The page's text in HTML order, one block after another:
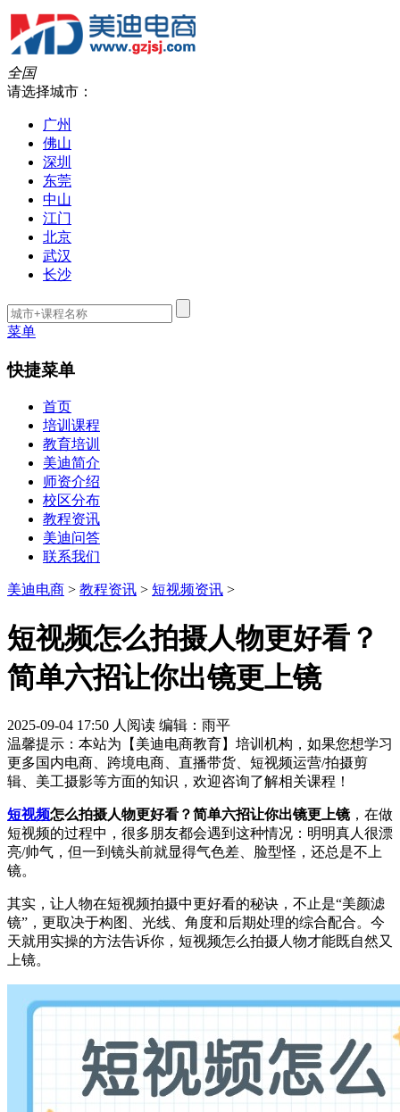
全国
请选择城市：
广州
佛山
深圳
东莞
中山
江门
北京
武汉
长沙
菜单
快捷菜单
首页
培训课程
教育培训
美迪简介
师资介绍
校区分布
教程资讯
美迪问答
联系我们
美迪电商 > 教程资讯 > 短视频资讯 >
短视频怎么拍摄人物更好看？
简单六招让你出镜更上镜
2025-09-04 17:50 人阅读 编辑：雨平
温馨提示：本站为【美迪电商教育】培训机构，如果您想学习
更多国内电商、跨境电商、直播带货、短视频运营/拍摄剪
辑、美工摄影等方面的知识，欢迎咨询了解相关课程！
短视频怎么拍摄人物更好看？简单六招让你出镜更上镜，在做
短视频的过程中，很多朋友都会遇到这种情况：明明真人很漂
亮/帅气，但一到镜头前就显得气色差、脸型怪，还总是不上
镜。
其实，让人物在短视频拍摄中更好看的秘诀，不止是“美颜滤
镜”，更取决于构图、光线、角度和后期处理的综合配合。今
天就用实操的方法告诉你，短视频怎么拍摄人物才能既自然又
上镜。